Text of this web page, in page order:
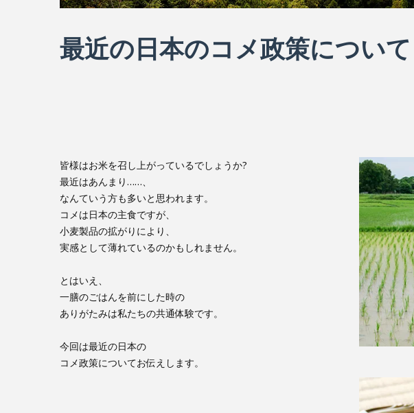
最近の日本のコメ政策について
皆様はお米を召し上がっているでしょうか?
最近はあんまり……、
なんていう方も多いと思われます。
コメは日本の主食ですが、
小麦製品の拡がりにより、
実感として薄れているのかもしれません。
とはいえ、
一膳のごはんを前にした時の
ありがたみは私たちの共通体験です。
今回は最近の日本の
コメ政策についてお伝えします。